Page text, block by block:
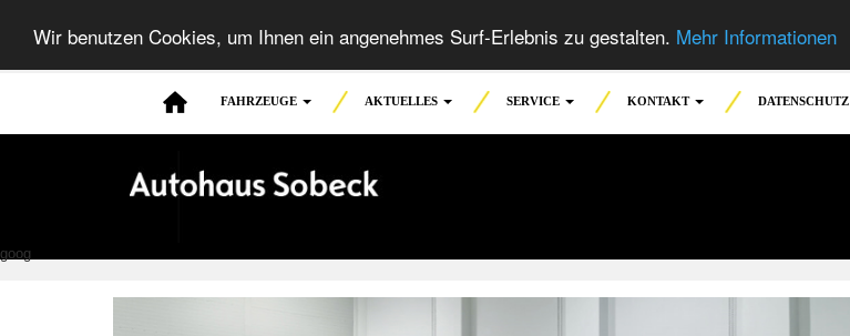
Wir benutzen Cookies, um Ihnen ein angenehmes Surf-Erlebnis zu gestalten. Mehr Informationen
FAHRZEUGE AKTUELLES SERVICE KONTAKT DATENSCHUTZ
goog